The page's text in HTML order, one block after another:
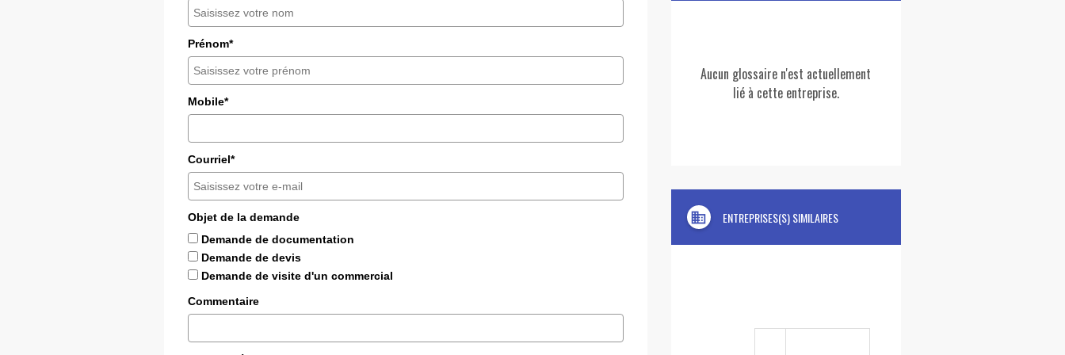
Prénom*
Mobile*
Courriel*
Objet de la demande
Demande de documentation
Demande de devis
Demande de visite d'un commercial
Commentaire
Aucun glossaire n'est actuellement
lié à cette entreprise.
domain ENTREPRISES(S) SIMILAIRES